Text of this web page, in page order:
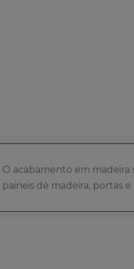
O acabamento em madeira
paineis de madeira, portas